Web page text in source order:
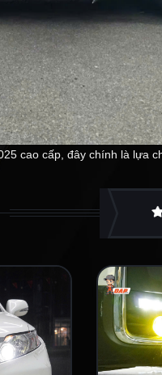
cao cấp, đây chính là lựa